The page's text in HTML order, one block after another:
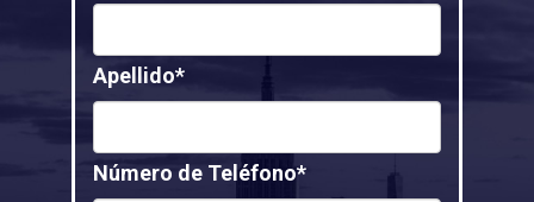
Apellido*
Número de Teléfono*